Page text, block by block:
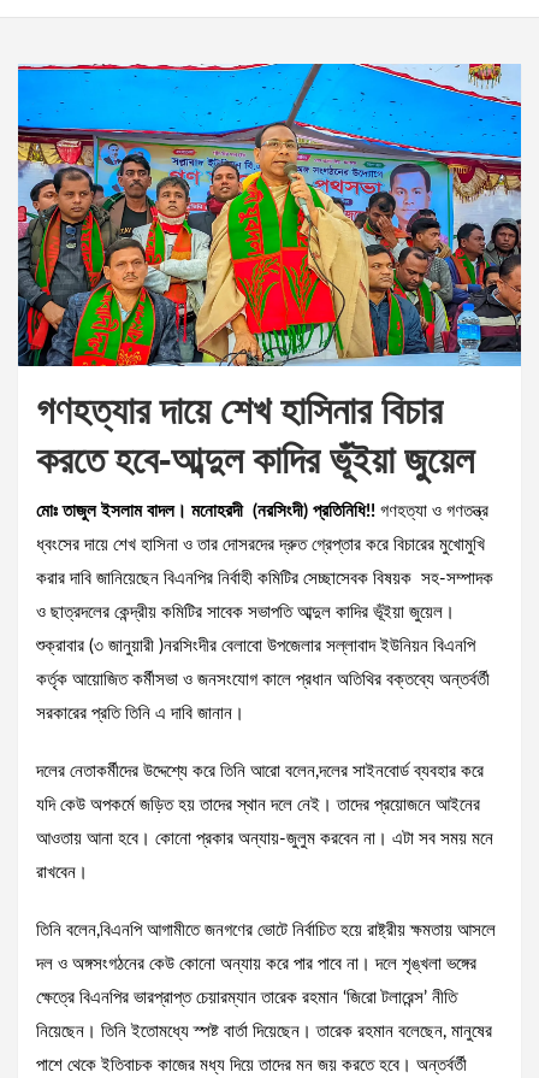
গণহত্যার দায়ে শেখ হাসিনার বিচার
করতে হবে-আব্দুল কাদির ভূঁইয়া জুয়েল
মোঃ তাজুল ইসলাম বাদল। মনোহরদী (নরসিংদী) প্রতিনিধি!! গণহত্যা ও গণতন্ত্র
ধ্বংসের দায়ে শেখ হাসিনা ও তার দোসরদের দ্রুত গ্রেপ্তার করে বিচারের মুখোমুখি
করার দাবি জানিয়েছেন বিএনপির নির্বাহী কমিটির সেচ্ছাসেবক বিষয়ক সহ-সম্পাদক
ও ছাত্রদলের কেন্দ্রীয় কমিটির সাবেক সভাপতি আব্দুল কাদির ভূঁইয়া জুয়েল।
শুক্রাবার (৩ জানুয়ারী )নরসিংদীর বেলাবো উপজেলার সল্লাবাদ ইউনিয়ন বিএনপি
কর্তৃক আয়োজিত কর্মীসভা ও জনসংযোগ কালে প্রধান অতিথির বক্তব্যে অন্তর্বর্তী
সরকারের প্রতি তিনি এ দাবি জানান।
দলের নেতাকর্মীদের উদ্দেশ্যে করে তিনি আরো বলেন,দলের সাইনবোর্ড ব্যবহার করে
যদি কেউ অপকর্মে জড়িত হয় তাদের স্থান দলে নেই। তাদের প্রয়োজনে আইনের
আওতায় আনা হবে। কোনো প্রকার অন্যায়-জুলুম করবেন না। এটা সব সময় মনে
রাখবেন।
তিনি বলেন,বিএনপি আগামীতে জনগণের ভোটে নির্বাচিত হয়ে রাষ্ট্রীয় ক্ষমতায় আসলে
দল ও অঙ্গসংগঠনের কেউ কোনো অন্যায় করে পার পাবে না। দলে শৃঙ্খলা ভঙ্গের
ক্ষেত্রে বিএনপির ভারপ্রাপ্ত চেয়ারম্যান তারেক রহমান ‘জিরো টলারেন্স’ নীতি
নিয়েছেন। তিনি ইতোমধ্যে স্পষ্ট বার্তা দিয়েছেন। তারেক রহমান বলেছেন, মানুষের
পাশে থেকে ইতিবাচক কাজের মধ্য দিয়ে তাদের মন জয় করতে হবে। অন্তর্বর্তী